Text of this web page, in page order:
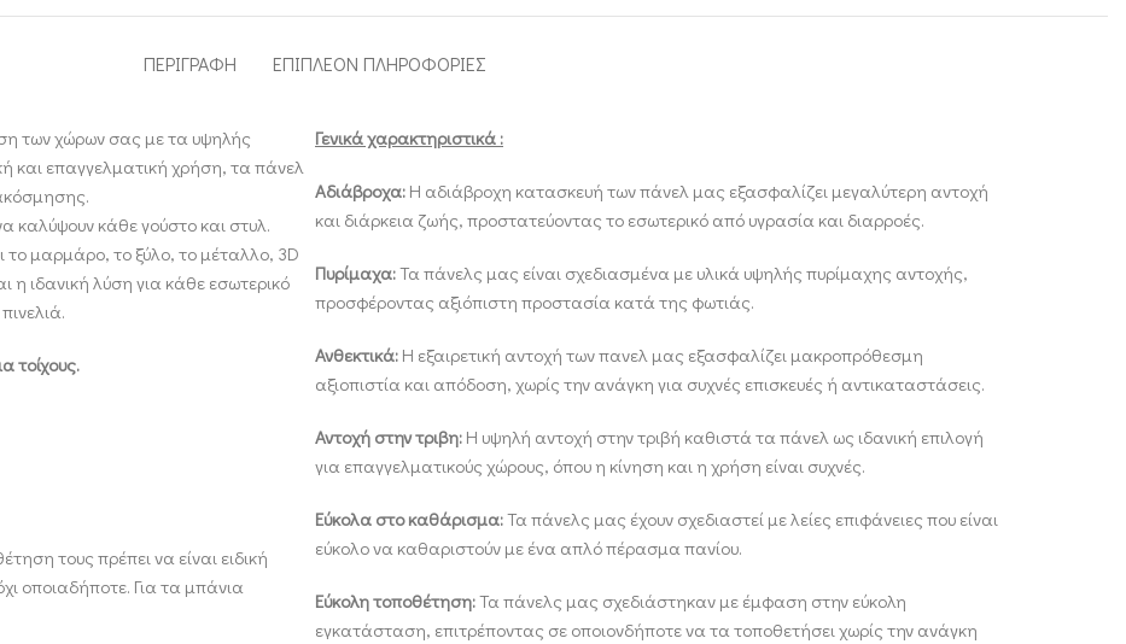
ΠΕΡΙΓΡΑΦΉ ΕΠΙΠΛΈΟΝ ΠΛΗΡΟΦΟΡΊΕΣ
των χώρων σας με τα υψηλής
και επαγγελματική χρήση, τα πάνελ
καλύψουν κάθε γούστο και στυλ.
το μαρμάρο, το ξύλο, το μέταλλο, 3D
η ιδανική λύση για κάθε εσωτερικό
τοίχους.
τους πρέπει να είναι ειδική
οποιαδήποτε. Για τα μπάνια
Γενικά χαρακτηριστικά :
Αδιάβροχα: Η αδιάβροχη κατασκευή των πάνελ μας εξασφαλίζει μεγαλύτερη αντοχή
και διάρκεια ζωής, προστατεύοντας το εσωτερικό από υγρασία και διαρροές.
Πυρίμαχα:Τα πάνελς μας είναι σχεδιασμένα με υλικά υψηλής πυρίμαχης αντοχής,
προσφέροντας αξιόπιστη προστασία κατά της φωτιάς.
Ανθεκτικά: Η εξαιρετική αντοχή των πανελ μας εξασφαλίζει μακροπρόθεσμη
αξιοπιστία και απόδοση, χωρίς την ανάγκη για συχνές επισκευές ή αντικαταστάσεις.
Αντοχή στην τριβη: Η υψηλή αντοχή στην τριβή καθιστά τα πάνελ ως ιδανική επιλογή
για επαγγελματικούς χώρους, όπου η κίνηση και η χρήση είναι συχνές.
Εύκολα στο καθάρισμα:Τα πάνελς μας έχουν σχεδιαστεί με λείες επιφάνειες που είναι
εύκολο να καθαριστούν με ένα απλό πέρασμα πανίου.
Εύκολη τοποθέτηση:Τα πάνελς μας σχεδιάστηκαν με έμφαση στην εύκολη
εγκατάσταση, επιτρέποντας σε οποιονδήποτε να τα τοποθετήσει χωρίς την ανάγκη